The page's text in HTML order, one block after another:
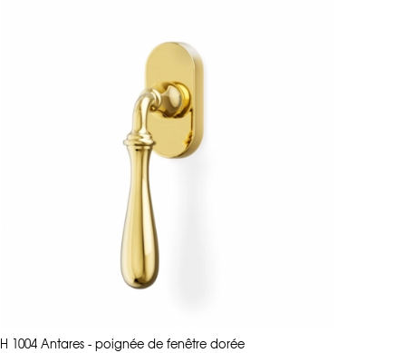
H 1004 Antares - poignée de fenêtre dorée